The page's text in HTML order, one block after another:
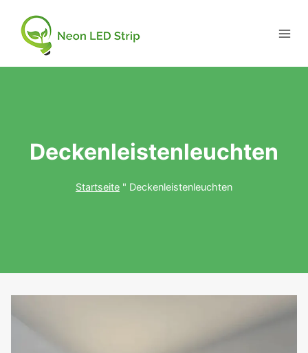
Deckenleistenleuchten
Startseite " Deckenleistenleuchten